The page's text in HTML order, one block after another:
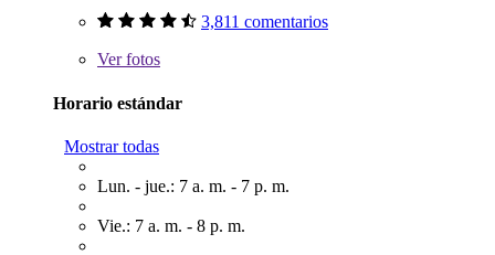
3,811 comentarios
Verfotos
Horario estándar
Mostrar todas
Lun. - jue.: 7 a. m. - 7 p. m.
Vie.: 7 a. m. - 8 p. m.